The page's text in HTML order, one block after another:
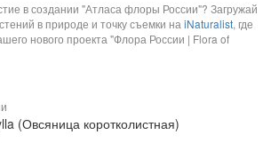
в создании "Атласа флоры России"? Загружай
в природе и точку съемки на iNaturalist, где
нового проекта "Флора России | Flora of
(Овсяница коротколистная)